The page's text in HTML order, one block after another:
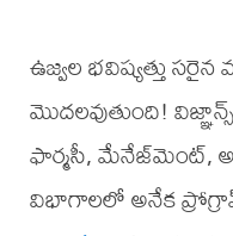
ఉజ్వల భవిష్యత్తు సరైన
మొదలవుతుంది!
ఫార్మసీ, మేనేజ్‌మెంట్,
విభాగాలలో అనేక